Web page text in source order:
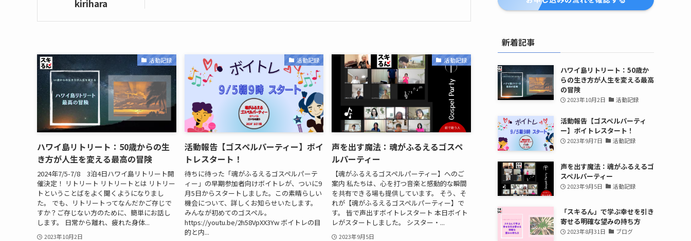
kirihara
活動記録
ハワイ島リトリート：50歳からの生
き方が人生を変える最高の冒険
2024年7/5-7/8 3泊4日ハワイ島リトリート開
催決定！ リトリート リトリートとは リトリー
トということばをよく聞くようになりまし
た。 でも、リトリートってなんだかご存じで
すか？ご存じない方のために、簡単にお話し
します。 日常から離れ、疲れた身体...
2023年10月2日
活動記録
活動報告【ゴスペルパーティー】ボイ
トレスタート！
待ちに待った「魂がふるえるゴスペルパーテ
ィー」の早期参加者向けボイトレが、ついに9
月5日からスタートしました。この素晴らしい
機会について、詳しくお知らせいたします。
みんなが初めてのゴスペル。
https://youtu.be/2h58VpXX3Yw ボイトレの目
的と内...
活動記録
声を出す魔法：魂がふるえるゴスペ
ルパーティー
【魂がふるえるゴスペルパーティー】へのご
案内 私たちは、心を打つ音楽と感動的な瞬間
を共有できる場も提供しています。 そう、そ
れが【魂がふるえるゴスペルパーティー】で
す。 皆で声出すボイトレスタート 本日ボイト
レがスタートしました。 シスター・...
2023年9月5日
新着記事
ハワイ島リトリート：50歳か
らの生き方が人生を変える最高
の冒険
2023年10月2日 活動記録
活動報告【ゴスペルパーティ
ー】ボイトレスタート！
2023年9月7日 活動記録
声を出す魔法：魂がふるえるゴ
スペルパーティー
2023年9月5日 活動記録
「スキるん」で学ぶ幸せを引き
寄せる明確な望みの持ち方
2023年8月31日 ブログ